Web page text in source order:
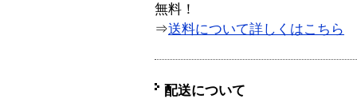
無料！
⇒送料について詳しくはこちら
配送について